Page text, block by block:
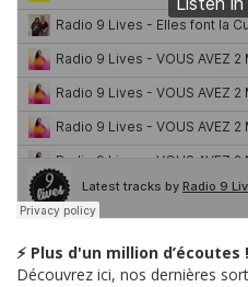
⚡ Plus d'un million d’écoutes !
Découvrez ici, nos dernières